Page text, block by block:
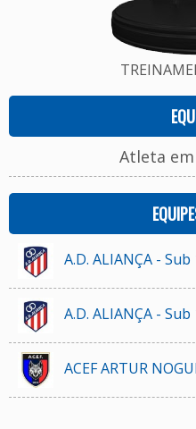
Atleta
A.D. ALIANÇA - Sub
A.D. ALIANÇA - Sub
ACEF ARTUR